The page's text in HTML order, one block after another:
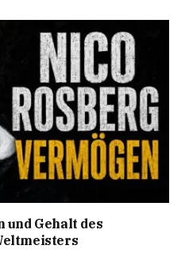
und Gehalt des